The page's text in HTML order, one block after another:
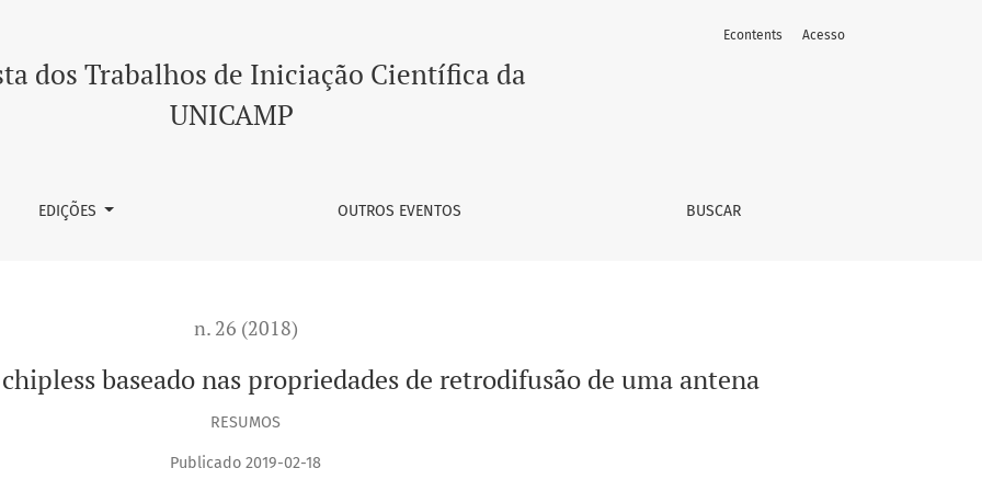
de retrodifusão de uma antena
dos Trabalhos de Iniciação Científica da
UNICAMP
EDIÇÕES OUTROS EVENTOS BUSCAR
Econtents Acesso
n. 26 (2018)
baseado nas propriedades de retrodifusão de uma antena
RESUMOS
Publicado 2019-02-18